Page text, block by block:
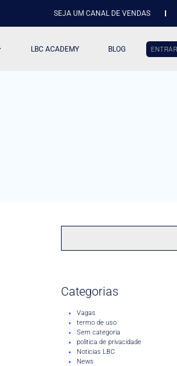
SEJA UM CANAL DE VENDAS
LBC ACADEMY BLOG
Categorias
Vagas
termo de uso
Sem categoria
politica de privacidade
Noticias LBC
News